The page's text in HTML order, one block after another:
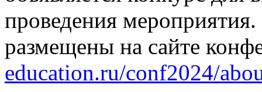
проведения
размещены на сайте
education.ru/conf2024/